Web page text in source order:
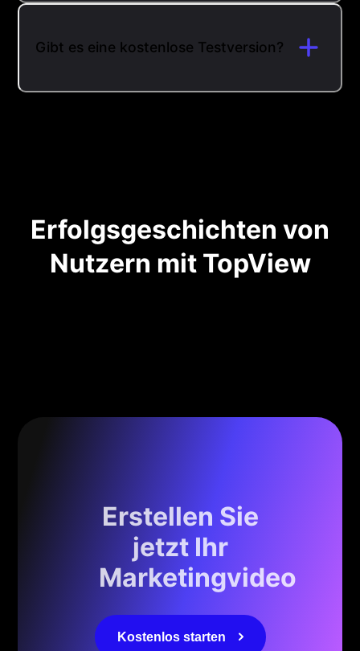
Gibt es eine kostenlose Testversion?
Erfolgsgeschichten von
Nutzern mit TopView
Erstellen Sie
jetzt Ihr
Marketingvideo
Kostenlos starten